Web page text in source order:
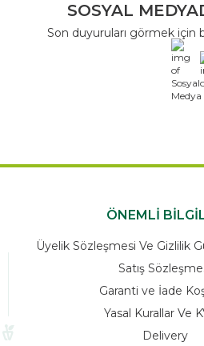
SOSYAL
Son duyuruları görmek için
ÖNEMLİ
Üyelik Sözleşmesi Ve Gizlilik
Satış
Garanti ve İade
Yasal Kurallar Ve
Delivery